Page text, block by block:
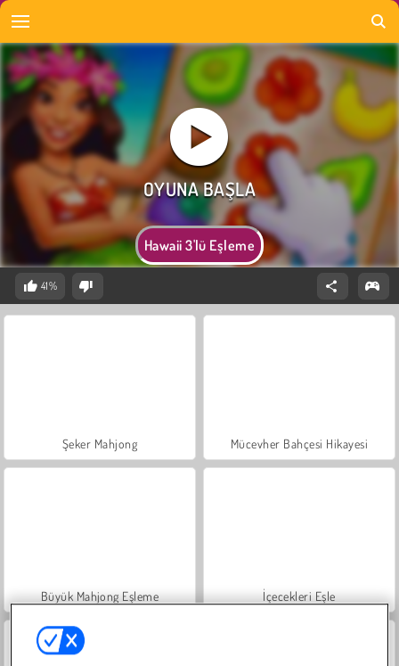
Hawaii 3'lü Eşleme
41%
Şeker Mahjong Mücevher Bahçesi Hikayesi
Büyük Mahjong Eşleme İçecekleri Eşle